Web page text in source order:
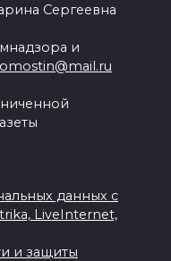
Сергеевна
и
данных с
LiveInternet,
и защиты